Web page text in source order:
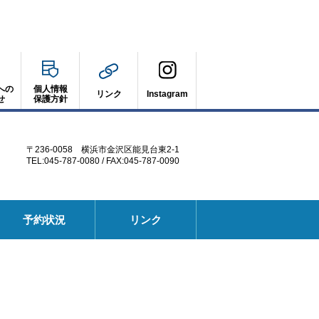
の
個人情報
保護方針
リンク Instagram
〒236-0058 横浜市金沢区能見台東2-1
TEL:045-787-0080 / FAX:045-787-0090
予約状況
ィ
リンク